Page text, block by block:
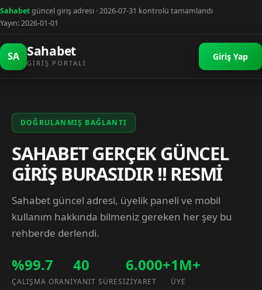
Sahabetgüncel giriş adresi · 2026-07-31 kontrolü tamamlandı
Yayın: 2026-01-01
SA Sahabet
GIRIŞ PORTALI
Giriş Yap
DOĞRULANMIŞ BAĞLANTI
SAHABET GERÇEK GÜNCEL
GİRİŞ BURASIDIR !! RESMİ
Sahabet güncel adresi, üyelik paneli ve mobil
kullanım hakkında bilmeniz gereken her şey bu
rehberde derlendi.
%99.7
ÇALIŞMA ORANI
40
YANIT SÜRESI
6.000+
ZIYARET
1M+
ÜYE